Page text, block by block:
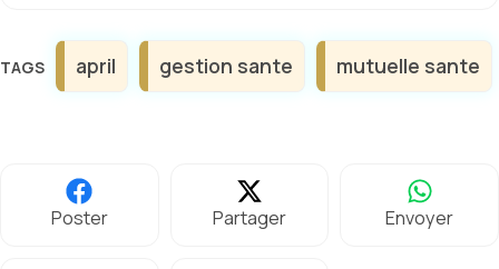
Étiquettes
april gestion sante mutuelle sante
Poster Partager Envoyer